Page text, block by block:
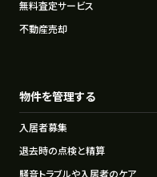
無料査定サービス
不動産売却
物件を管理する
入居者募集
退去時の点検と精算